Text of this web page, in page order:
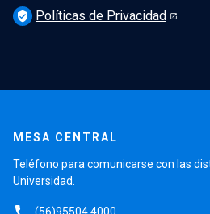
verified_user Políticas de Privacidad
MESA CENTRAL
Teléfono para comunicarse con las
Universidad.